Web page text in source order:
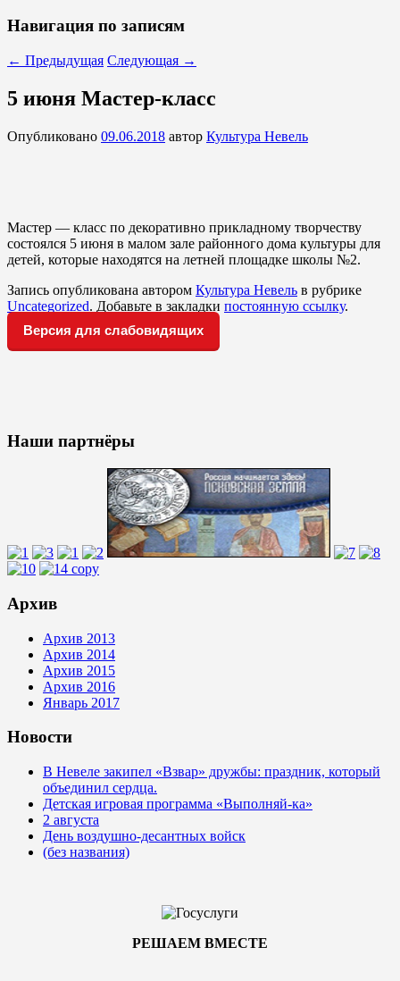
Навигация по записям
← Предыдущая Следующая →
5 июня Мастер-класс
Опубликовано 09.06.2018 автор Культура Невель
Мастер — класс по декоративно прикладному творчеству
состоялся 5 июня в малом зале районного дома культуры для
детей, которые находятся на летней площадке школы №2.
Запись опубликована автором Культура Невель в рубрике
Uncategorized. Добавьте в закладки постоянную ссылку.
Версия для слабовидящих
Наши партнёры
Архив
Архив 2013
Архив 2014
Архив 2015
Архив 2016
Январь 2017
Новости
В Невеле закипел «Взвар» дружбы: праздник, который
объединил сердца.
Детская игровая программа «Выполняй-ка»
2 августа
День воздушно-десантных войск
(без названия)
РЕШАЕМ ВМЕСТЕ